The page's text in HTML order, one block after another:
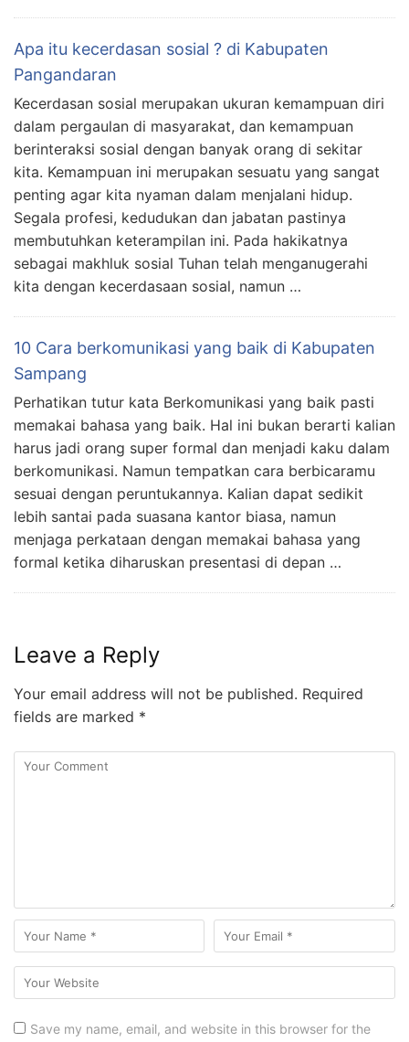
Apa itu kecerdasan sosial ? di Kabupaten
Pangandaran
Kecerdasan sosial merupakan ukuran kemampuan diri
dalam pergaulan di masyarakat, dan kemampuan
berinteraksi sosial dengan banyak orang di sekitar
kita. Kemampuan ini merupakan sesuatu yang sangat
penting agar kita nyaman dalam menjalani hidup.
Segala profesi, kedudukan dan jabatan pastinya
membutuhkan keterampilan ini. Pada hakikatnya
sebagai makhluk sosial Tuhan telah menganugerahi
kita dengan kecerdasaan sosial, namun …
10 Cara berkomunikasi yang baik di Kabupaten
Sampang
Perhatikan tutur kata Berkomunikasi yang baik pasti
memakai bahasa yang baik. Hal ini bukan berarti kalian
harus jadi orang super formal dan menjadi kaku dalam
berkomunikasi. Namun tempatkan cara berbicaramu
sesuai dengan peruntukannya. Kalian dapat sedikit
lebih santai pada suasana kantor biasa, namun
menjaga perkataan dengan memakai bahasa yang
formal ketika diharuskan presentasi di depan …
Leave a Reply
Your email address will not be published. Required
fields are marked *
Save my name, email, and website in this browser for the